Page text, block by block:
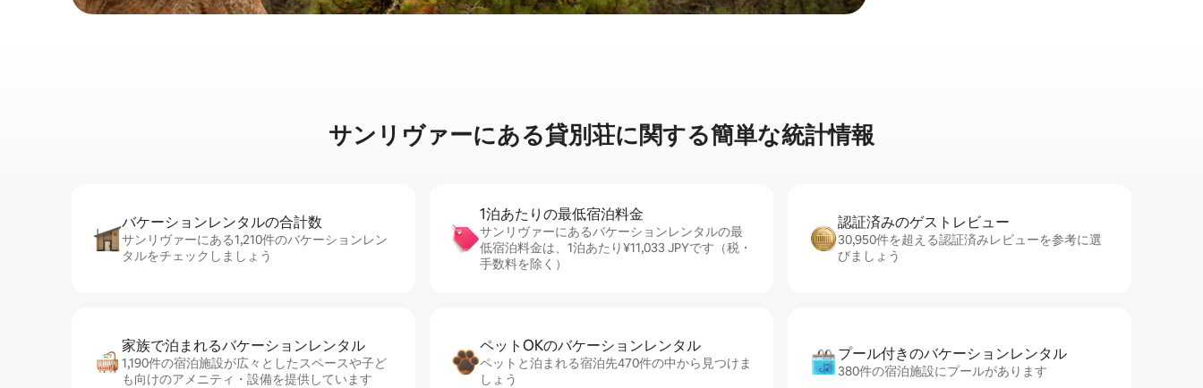
サンリヴァーに⁠あ⁠る貸⁠別⁠荘⁠に関⁠す⁠る簡⁠単⁠な統⁠計⁠情⁠報
バケーションレ⁠ン⁠タ⁠ル⁠の合⁠計⁠数
サンリヴァーにある1,210件のバケーションレン
タルをチェックしましょう
1泊あたりの最⁠低⁠宿⁠泊⁠料⁠金
サンリヴァーにあるバケーションレンタルの最
低宿泊料金は、1泊あたり¥11,033 JPYです（税・
手数料を除く）
認証済みのゲ⁠ス⁠ト⁠レ⁠ビ⁠ュ⁠ー
30,950件を超える認証済みレビューを参考に選
びましょう
家族で泊まれるバ⁠ケ⁠ー⁠シ⁠ョ⁠ンレ⁠ン⁠タ⁠ル
1,190件の宿泊施設が広々としたスペースや子ど
も向けのアメニティ・設備を提供しています
ペットOKのバ⁠ケ⁠ー⁠シ⁠ョ⁠ンレ⁠ン⁠タ⁠ル
ペットと泊まれる宿泊先470件の中から見つけま
しょう
プール付きのバ⁠ケ⁠ー⁠シ⁠ョ⁠ンレ⁠ン⁠タ⁠ル
380件の宿泊施設にプールがあります